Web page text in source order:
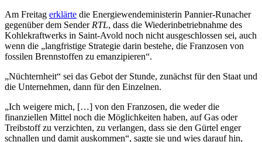
Am Freitag erklärte die Energiewendeministerin Pannier-Runacher
gegenüber dem Sender RTL, dass die Wiederinbetriebnahme des
Kohlekraftwerks in Saint-Avold noch nicht ausgeschlossen sei, auch
wenn die „langfristige Strategie darin bestehe, die Franzosen von
fossilen Brennstoffen zu emanzipieren“.
„Nüchternheit“ sei das Gebot der Stunde, zunächst für den Staat und
die Unternehmen, dann für den Einzelnen.
„Ich weigere mich, […] von den Franzosen, die weder die
finanziellen Mittel noch die Möglichkeiten haben, auf Gas oder
Treibstoff zu verzichten, zu verlangen, dass sie den Gürtel enger
schnallen und damit auskommen“, sagte sie und wies darauf hin,